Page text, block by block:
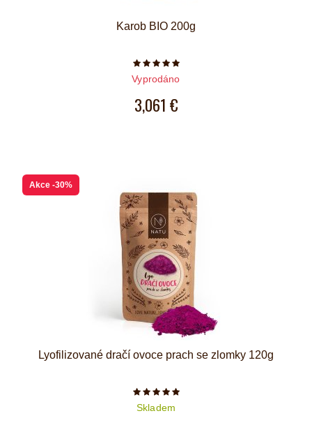
Karob BIO 200g
Počet hvězdiček je 5 z 5
Vyprodáno
3,061 €
Akce -30%
Lyofilizované dračí ovoce prach se zlomky 120g
Počet hvězdiček je 5 z 5
Skladem